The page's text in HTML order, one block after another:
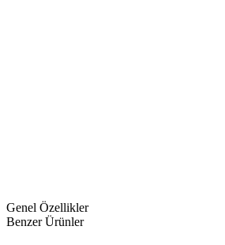
Genel Özellikler
Benzer Ürünler